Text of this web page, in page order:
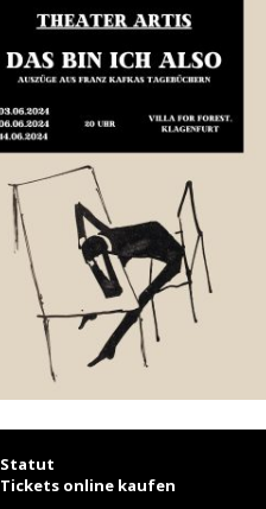
Statut
Tickets online kaufen